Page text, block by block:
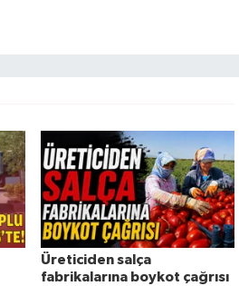
Üreticiden salça
fabrikalarına boykot çağrısı